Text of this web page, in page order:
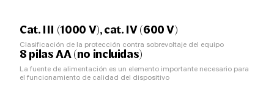
Cat. III (1000 V), cat. IV (600 V)
Clasificación de la protección contra sobrevoltaje del equipo
8 pilas AA (no incluidas)
La fuente de alimentación es un elemento importante necesario para
el funcionamiento de calidad del dispositivo